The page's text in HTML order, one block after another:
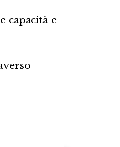
capacità e